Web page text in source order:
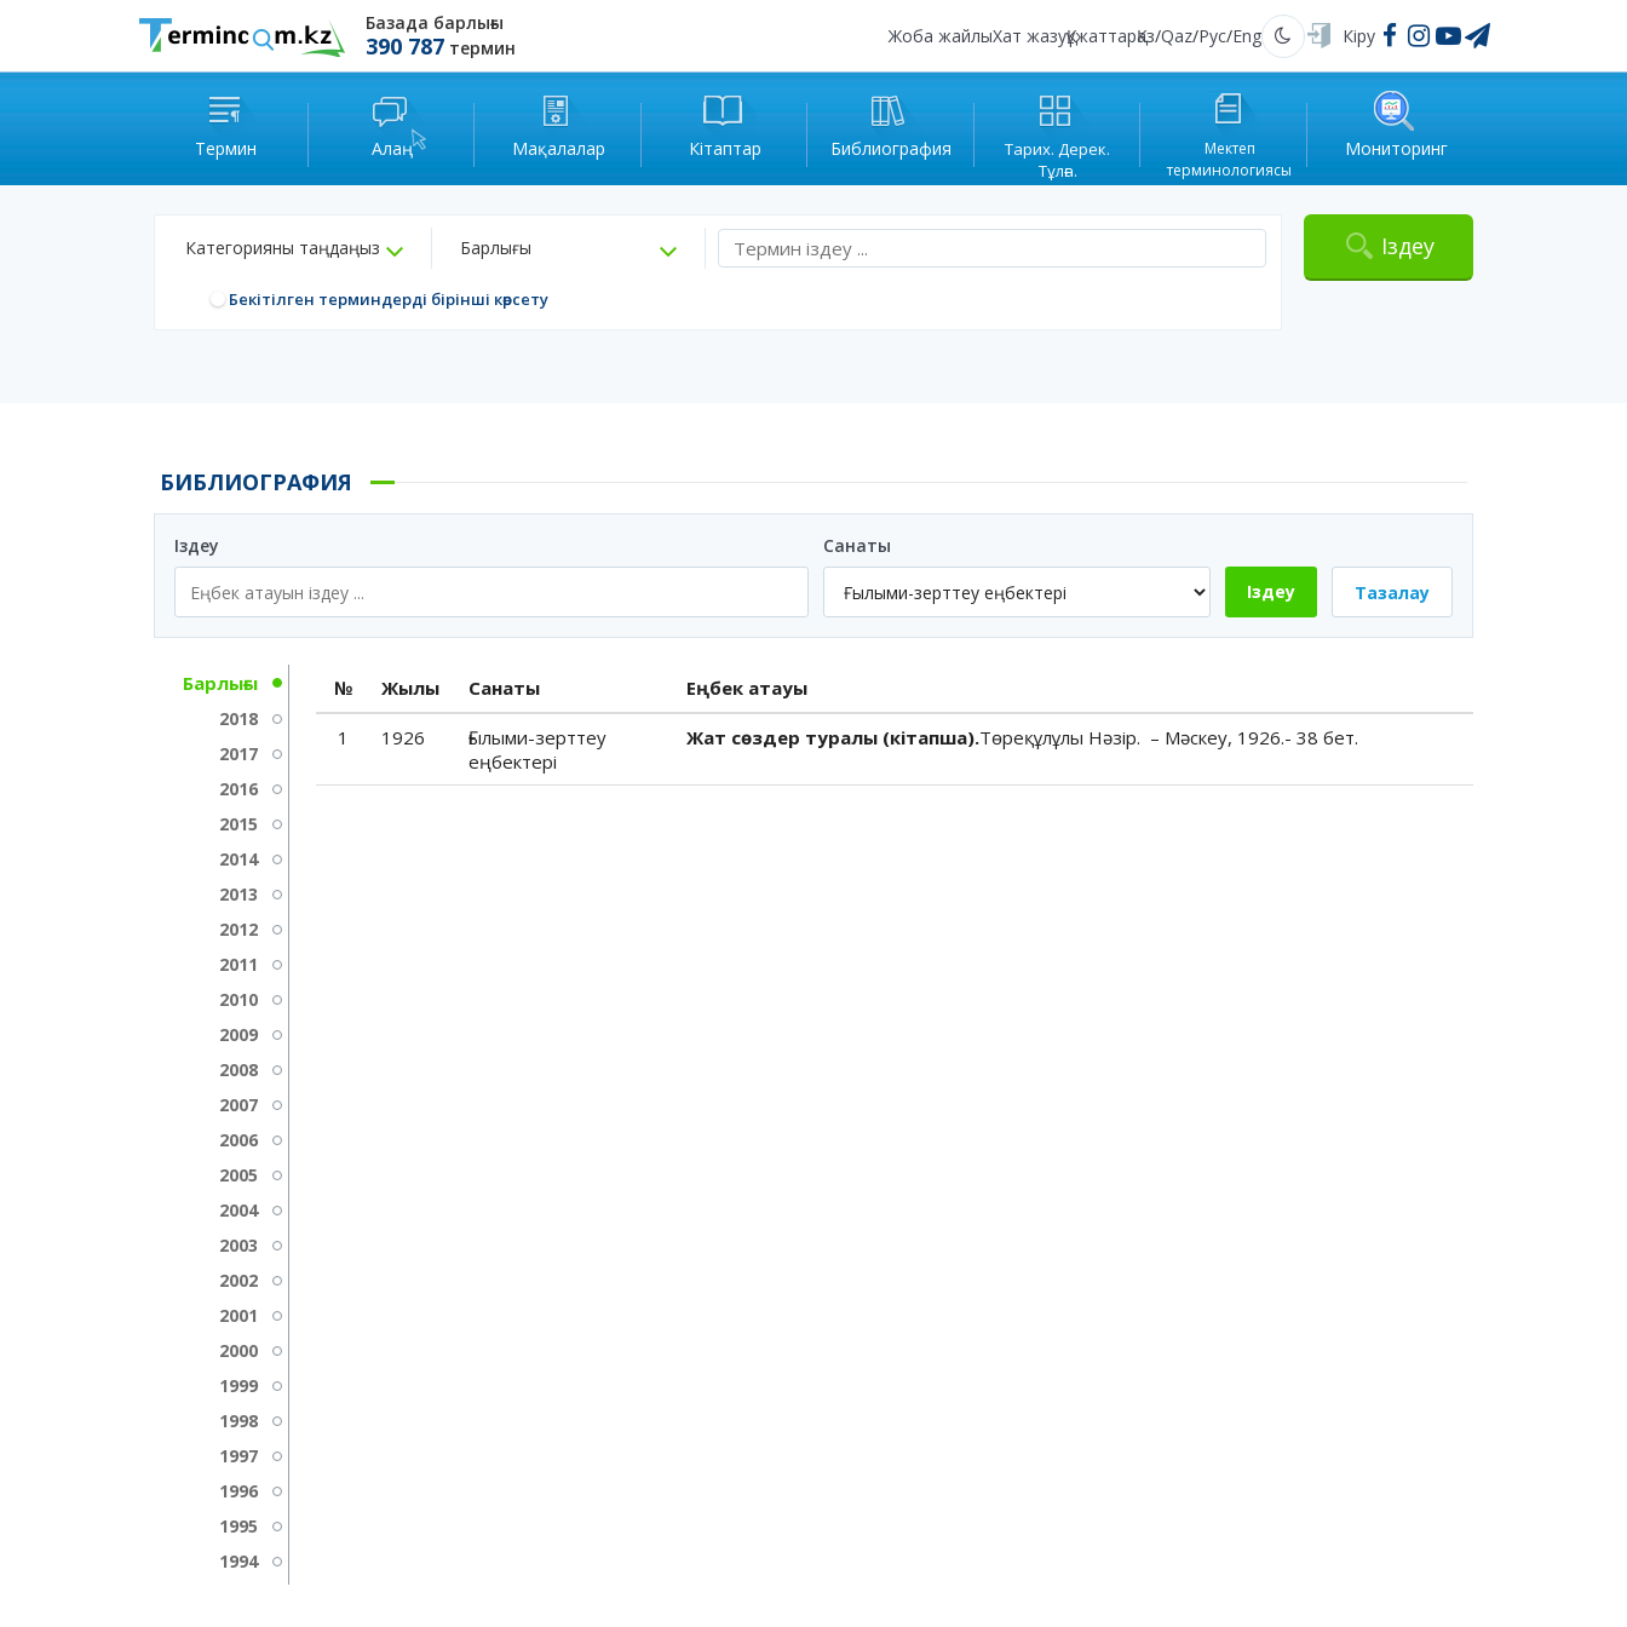
Базада барлығы
390 787 термин
Жоба жайлыХат жазуҚұжаттарҚаз/Qaz/Рус/Eng Қараңғы Кіру
Термин Алаң Мақалалар Кітаптар Библиография
Тарих. Дерек.
Тұлға.
Мектеп
терминологиясы
Мониторинг
Категорияны таңдаңыз Барлығы
Бекітілген терминдерді бірінші көрсету
Іздеу
БИБЛИОГРАФИЯ
Іздеу
Санаты
Іздеу
Тазалау
Барлығы
2018
2017
2016
2015
2014
2013
2012
2011
2010
2009
2008
2007
2006
2005
2004
2003
2002
2001
2000
1999
1998
1997
1996
1995
1994
№ Жылы Санаты Еңбек атауы
1 1926
Ғылыми-зерттеу
еңбектері
Жат сөздер туралы (кітапша).Төреқұлұлы Нәзір. – Мәскеу, 1926.- 38 бет.